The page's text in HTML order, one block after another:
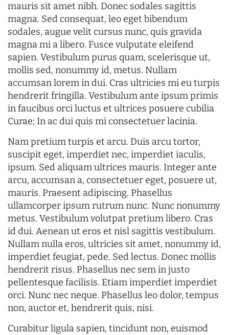
mauris sit amet nibh. Donec sodales sagittis
magna. Sed consequat, leo eget bibendum
sodales, augue velit cursus nunc, quis gravida
magna mi a libero. Fusce vulputate eleifend
sapien. Vestibulum purus quam, scelerisque ut,
mollis sed, nonummy id, metus. Nullam
accumsan lorem in dui. Cras ultricies mi eu turpis
hendrerit fringilla. Vestibulum ante ipsum primis
in faucibus orci luctus et ultrices posuere cubilia
Curae; In ac dui quis mi consectetuer lacinia.
Nam pretium turpis et arcu. Duis arcu tortor,
suscipit eget, imperdiet nec, imperdiet iaculis,
ipsum. Sed aliquam ultrices mauris. Integer ante
arcu, accumsan a, consectetuer eget, posuere ut,
mauris. Praesent adipiscing. Phasellus
ullamcorper ipsum rutrum nunc. Nunc nonummy
metus. Vestibulum volutpat pretium libero. Cras
id dui. Aenean ut eros et nisl sagittis vestibulum.
Nullam nulla eros, ultricies sit amet, nonummy id,
imperdiet feugiat, pede. Sed lectus. Donec mollis
hendrerit risus. Phasellus nec sem in justo
pellentesque facilisis. Etiam imperdiet imperdiet
orci. Nunc nec neque. Phasellus leo dolor, tempus
non, auctor et, hendrerit quis, nisi.
Curabitur ligula sapien, tincidunt non, euismod